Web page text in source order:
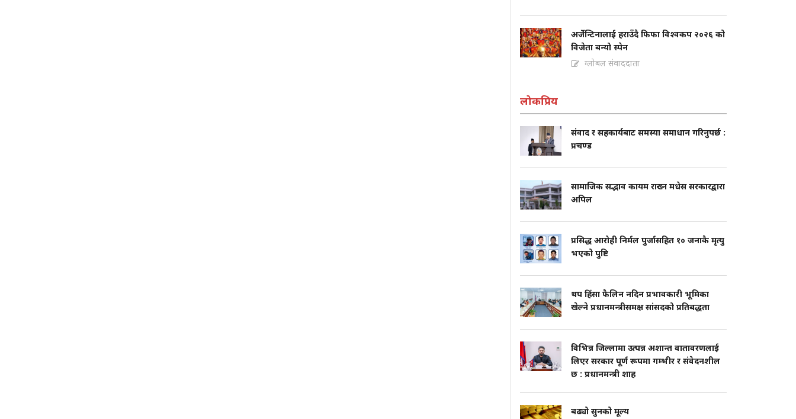
अर्जेन्टिनालाई हराउँदै फिफा विश्वकप २०२६ को
विजेता बन्यो स्पेन
ग्लोबल संवाददाता
लोकप्रिय
संवाद र सहकार्यबाट समस्या समाधान गरिनुपर्छ :
प्रचण्ड
सामाजिक सद्भाव कायम राख्न मधेस सरकारद्वारा
अपिल
प्रसिद्ध आरोही निर्मल पुर्जासहित १० जनाकै मृत्यु
भएको पुष्टि
थप हिंसा फैलिन नदिन प्रभावकारी भूमिका
खेल्ने प्रधानमन्त्रीसमक्ष सांसदको प्रतिबद्धता
विभिन्न जिल्लामा उत्पन्न अशान्त वातावरणलाई
लिएर सरकार पूर्ण रूपमा गम्भीर र संवेदनशील
छ : प्रधानमन्त्री शाह
बढ्यो सुनको मूल्य